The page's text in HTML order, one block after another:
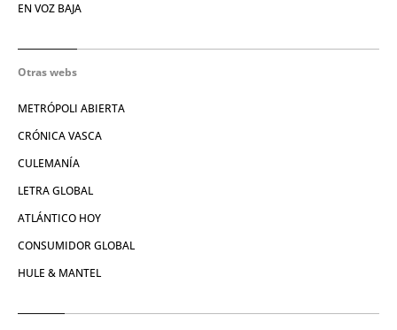
EN VOZ BAJA
Otras webs
METRÓPOLI ABIERTA
CRÓNICA VASCA
CULEMANÍA
LETRA GLOBAL
ATLÁNTICO HOY
CONSUMIDOR GLOBAL
HULE & MANTEL